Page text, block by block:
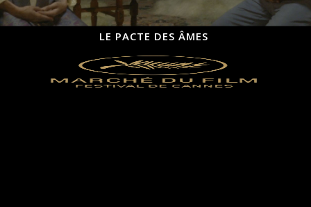
LE PACTE DES ÂMES